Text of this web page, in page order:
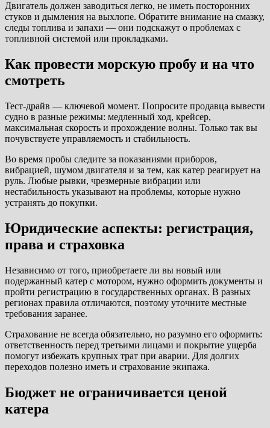
Двигатель должен заводиться легко, не иметь посторонних
стуков и дымления на выхлопе. Обратите внимание на смазку,
следы топлива и запахи — они подскажут о проблемах с
топливной системой или прокладками.
Как провести морскую пробу и на что
смотреть
Тест-драйв — ключевой момент. Попросите продавца вывести
судно в разные режимы: медленный ход, крейсер,
максимальная скорость и прохождение волны. Только так вы
почувствуете управляемость и стабильность.
Во время пробы следите за показаниями приборов,
вибрацией, шумом двигателя и за тем, как катер реагирует на
руль. Любые рывки, чрезмерные вибрации или
нестабильность указывают на проблемы, которые нужно
устранять до покупки.
Юридические аспекты: регистрация,
права и страховка
Независимо от того, приобретаете ли вы новый или
подержанный катер с мотором, нужно оформить документы и
пройти регистрацию в государственных органах. В разных
регионах правила отличаются, поэтому уточните местные
требования заранее.
Страхование не всегда обязательно, но разумно его оформить:
ответственность перед третьими лицами и покрытие ущерба
помогут избежать крупных трат при аварии. Для долгих
переходов полезно иметь и страхование экипажа.
Бюджет не ограничивается ценой
катера